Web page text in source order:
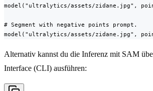
model("ultralytics/assets/zidane.jpg",
# Segment with negative points prompt.
model("ultralytics/assets/zidane.jpg",
Alternativ kannst du die Inferenz mit SAM
Interface (CLI) ausführen: